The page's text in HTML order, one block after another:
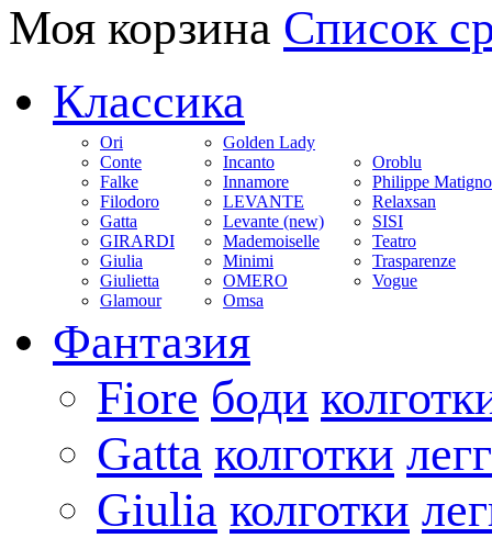
Моя корзина Список
Классика
Ori
Conte
Falke
Filodoro
Gatta
GIRARDI
Giulia
Giulietta
Glamour
Golden Lady
Incanto
Innamore
LEVANTE
Levante (new)
Mademoiselle
Minimi
OMERO
Omsa
Oroblu
Philippe
Relaxsan
SISI
Teatro
Trasparenze
Vogue
Фантазия
Fiore боди
Gatta колготки
Giulia колготки